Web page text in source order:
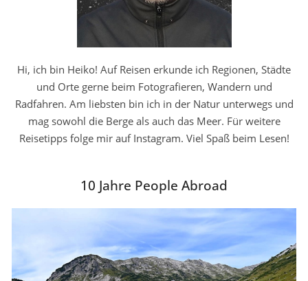
Hi, ich bin Heiko! Auf Reisen erkunde ich Regionen, Städte
und Orte gerne beim Fotografieren, Wandern und
Radfahren. Am liebsten bin ich in der Natur unterwegs und
mag sowohl die Berge als auch das Meer. Für weitere
Reisetipps folge mir auf Instagram. Viel Spaß beim Lesen!
10 Jahre People Abroad